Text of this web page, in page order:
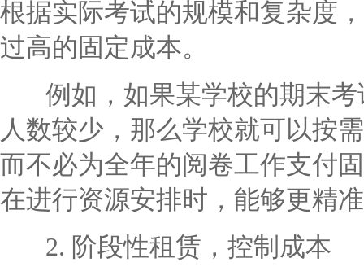
根据实际考试的规模和复杂度
过高的固定成本。
例如，如果某学校的期末考
人数较少，那么学校就可以按
而不必为全年的阅卷工作支付
在进行资源安排时，能够更精
2. 阶段性租赁，控制成本